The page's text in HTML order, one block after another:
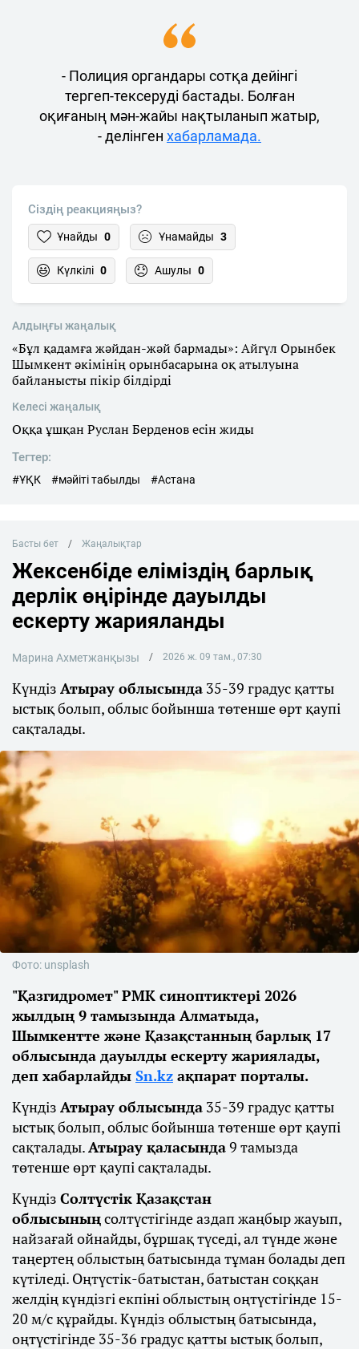
- Полиция органдары сотқа дейінгі
тергеп-тексеруді бастады. Болған
оқиғаның мән-жайы нақтыланып жатыр,
- делінген хабарламада.
Сіздің реакцияңыз?
Ұнайды 0 Ұнамайды 3
Күлкілі 0 Ашулы 0
Алдыңғы жаңалық
«Бұл қадамға жәйдан-жәй бармады»: Айгүл Орынбек
Шымкент әкімінің орынбасарына оқ атылуына
байланысты пікір білдірді
Келесі жаңалық
Оққа ұшқан Руслан Берденов есін жиды
Тегтер:
#ҰҚК #мәйіті табылды #Астана
Басты бет Жаңалықтар
Жексенбіде еліміздің барлық
дерлік өңірінде дауылды
ескерту жарияланды
Марина Ахметжанқызы 2026 ж. 09 там., 07:30
Күндіз Атырау облысында 35-39 градус қатты
ыстық болып, облыс бойынша төтенше өрт қаупі
сақталады.
Фото: unsplash
"Қазгидромет" РМК синоптиктері 2026
жылдың 9 тамызында Алматыда,
Шымкентте және Қазақстанның барлық 17
облысында дауылды ескерту жариялады,
деп хабарлайды Sn.kz ақпарат порталы.
Күндіз Атырау облысында 35-39 градус қатты
ыстық болып, облыс бойынша төтенше өрт қаупі
сақталады.Атырау қаласында9 тамызда
төтенше өрт қаупі сақталады.
Күндіз Солтүстік Қазақстан
облысыныңсолтүстігінде аздап жаңбыр жауып,
найзағай ойнайды, бұршақ түседі, ал түнде және
таңертең облыстың батысында тұман болады деп
күтіледі. Оңтүстік-батыстан, батыстан соққан
желдің күндізгі екпіні облыстың оңтүстігінде 15-
20 м/с құрайды. Күндіз облыстың батысында,
оңтүстігінде 35-36 градус қатты ыстық болып,